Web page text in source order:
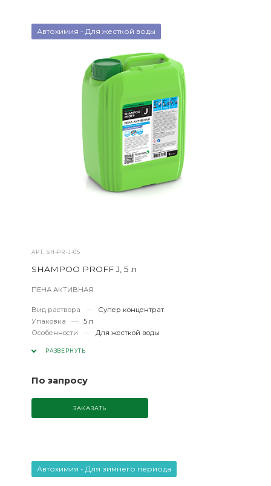
Автохимия - Для жесткой воды
АРТ.SH-PR-J-05
SHAMPOO PROFF J, 5 л
ПЕНА АКТИВНАЯ.
Вид раствора —
Супер концентрат
Упаковка
—
5 л
Особенности
— Для жесткой воды
РАЗВЕРНУТЬ
По запросу
ЗАКАЗАТЬ
Автохимия - Для зимнего периода